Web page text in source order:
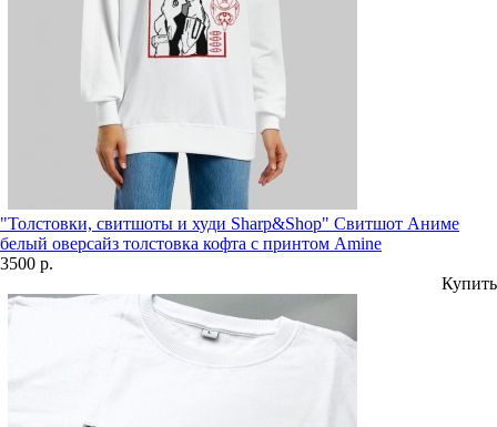
"Толстовки, свитшоты и худи Sharp&Shop" Свитшот Аниме
белый оверсайз толстовка кофта с принтом Amine
3500 р.
Купить